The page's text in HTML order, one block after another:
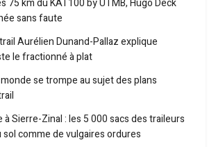
75 km du KAT100 by UTMB, Hugo Deck
sans faute
Aurélien Dunand-Pallaz explique
le fractionné à plat
se trompe au sujet des plans
Sierre-Zinal : les 5 000 sacs des traileurs
sol comme de vulgaires ordures